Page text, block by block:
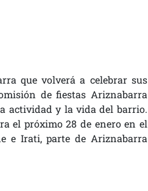
que volverá a celebrar sus
de fiestas Ariznabarra
actividad y la vida del barrio.
el próximo 28 de enero en el
e Irati, parte de Ariznabarra